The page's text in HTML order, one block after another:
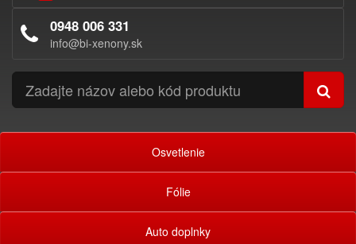
0948 006 331
info@bi-xenony.sk
Osvetlenie
Fólie
Auto doplnky